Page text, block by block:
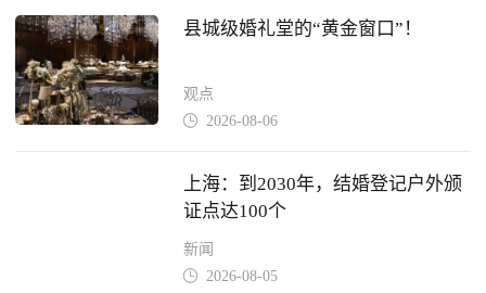
县城级婚礼堂的“黄金窗口”！
观点
 2026-08-06
上海：到2030年，结婚登记户外颁
证点达100个
新闻
 2026-08-05